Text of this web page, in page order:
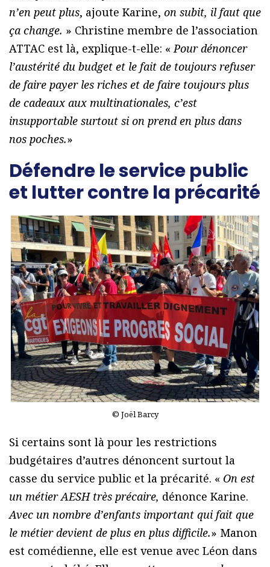
n’en peut plus, ajoute Karine, on subit, il faut que
ça change. » Christine membre de l’association
ATTAC est là, explique-t-elle: «Pour dénoncer
l’austérité du budget et le fait de toujours refuser
de faire payer les riches et de faire toujours plus
de cadeaux aux multinationales, c’est
insupportable surtout si on prend en plus dans
nos poches.»
Défendre le service public
et lutter contre la précarité
© Joël Barcy
Si certains sont là pour les restrictions
budgétaires d’autres dénoncent surtout la
casse du service public et la précarité. « On est
un métier AESH très précaire, dénonce Karine.
Avec un nombre d’enfants important qui fait que
le métier devient de plus en plus difficile.» Manon
est comédienne, elle est venue avec Léon dans